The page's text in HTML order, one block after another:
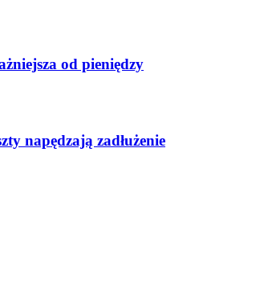
od pieniędzy
napędzają zadłużenie